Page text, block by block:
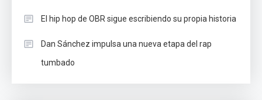
El hip hop de OBR sigue escribiendo su propia historia
Dan Sánchez impulsa una nueva etapa del rap
tumbado